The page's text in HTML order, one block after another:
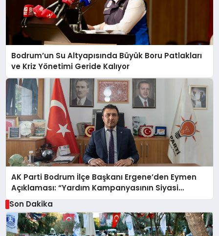
Bodrum’un Su Altyapısında Büyük Boru Patlakları
ve Kriz Yönetimi Geride Kalıyor
AK Parti Bodrum İlçe Başkanı Ergene’den Eymen
Açıklaması: “Yardım Kampanyasının Siyasi
Malzeme Yapılmasını Kınıyorum”
Son Dakika